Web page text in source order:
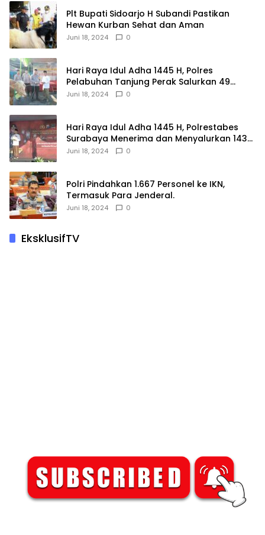
Plt Bupati Sidoarjo H Subandi Pastikan
Hewan Kurban Sehat dan Aman
Juni 18, 2024 0
Hari Raya Idul Adha 1445 H, Polres
Pelabuhan Tanjung Perak Salurkan 49
Hewan Korban.
Juni 18, 2024 0
Hari Raya Idul Adha 1445 H, Polrestabes
Surabaya Menerima dan Menyalurkan 143
Hewan Kurban
Juni 18, 2024 0
Polri Pindahkan 1.667 Personel ke IKN,
Termasuk Para Jenderal.
Juni 18, 2024 0
EksklusifTV